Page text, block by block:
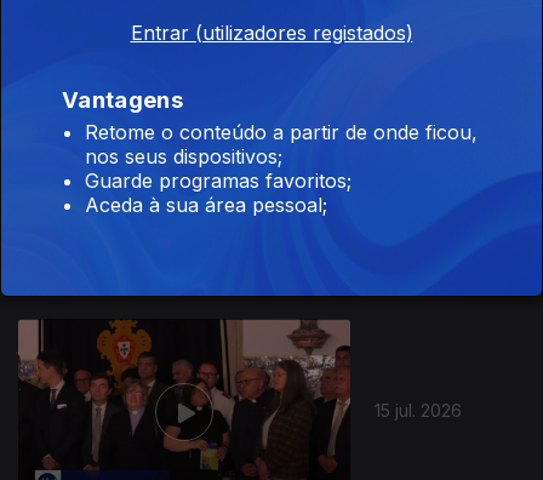
15 jul. 2026
Entrar (utilizadores registados)
Vantagens
Retome o conteúdo a partir de onde ficou,
nos seus dispositivos;
Guarde programas favoritos;
Aceda à sua área pessoal;